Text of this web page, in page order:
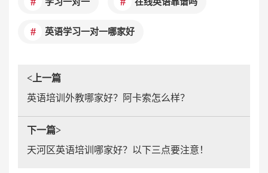
英语学习一对一哪家好
<上一篇
英语培训外教哪家好？阿卡索怎么样？
下一篇>
天河区英语培训哪家好？以下三点要注意！